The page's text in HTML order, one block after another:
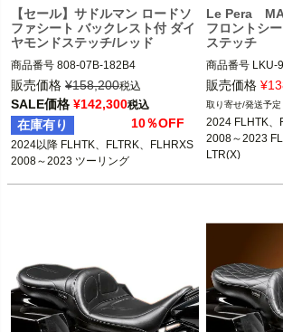
【セール】サドルマン ロードソ
ファシート バックレスト付 ダイ
ヤモンドステッチ/レッド
商品番号 808-07B-182B4
3OT:0801-1609
販売価格 ¥158,200税込
SALE価格 ¥142,300税込
在庫有り 10％OFF
2024以降 FLHTK、FLTRK、FLHRXS
2008～2023 ツーリング
Le Pera
フロントシ
ステッチ
商品番号 LKU-
メーカー型番
2024 FLHTK、
2008～2023 ツ
Le Pera(ラペラ)
販売価格 ¥
2024 FLHTK、
2008～2023
LTR(X)